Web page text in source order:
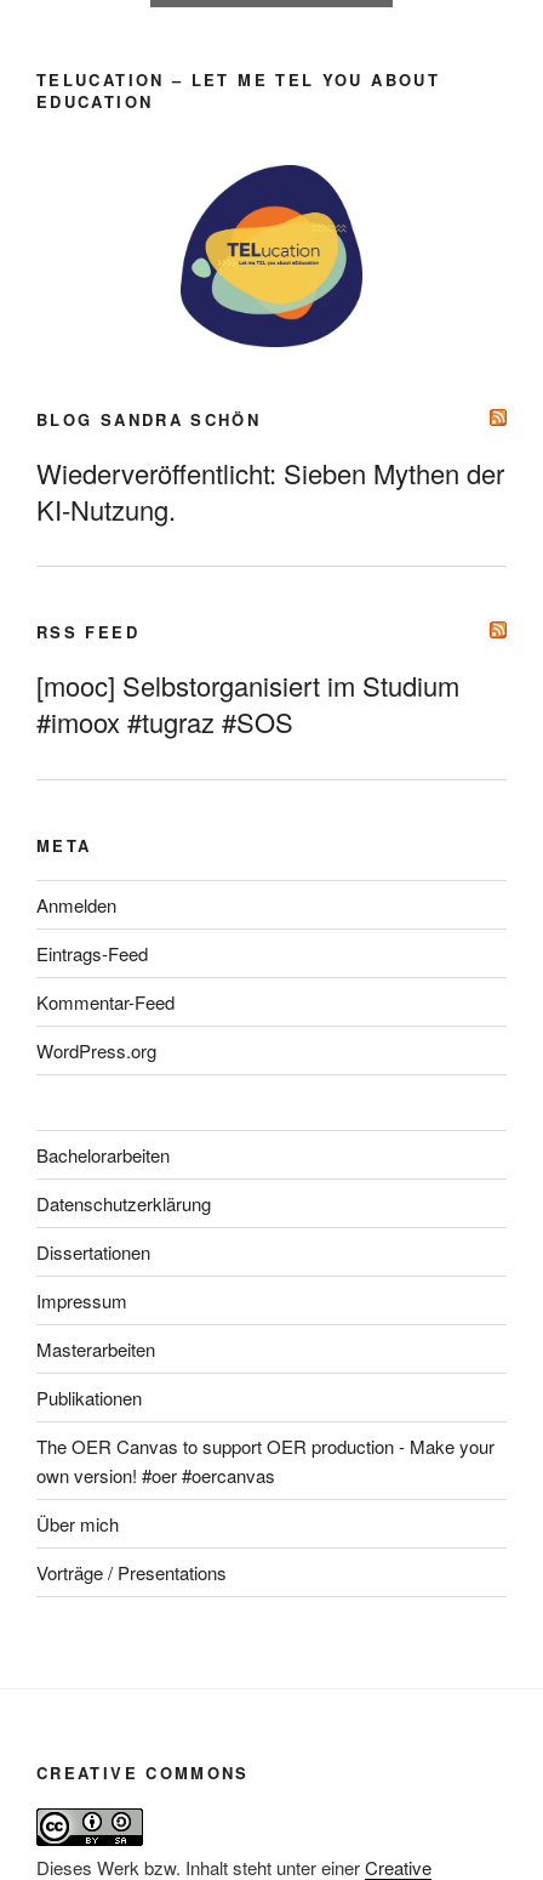
TELUCATION – LET ME TEL YOU ABOUT
EDUCATION
BLOG SANDRA SCHÖN
Wiederveröffentlicht: Sieben Mythen der
KI-Nutzung.
RSS FEED
[mooc] Selbstorganisiert im Studium
#imoox #tugraz #SOS
META
Anmelden
Eintrags-Feed
Kommentar-Feed
WordPress.org
Bachelorarbeiten
Datenschutzerklärung
Dissertationen
Impressum
Masterarbeiten
Publikationen
The OER Canvas to support OER production - Make your
own version! #oer #oercanvas
Über mich
Vorträge / Presentations
CREATIVE COMMONS
Dieses Werk bzw. Inhalt steht unter einerCreative